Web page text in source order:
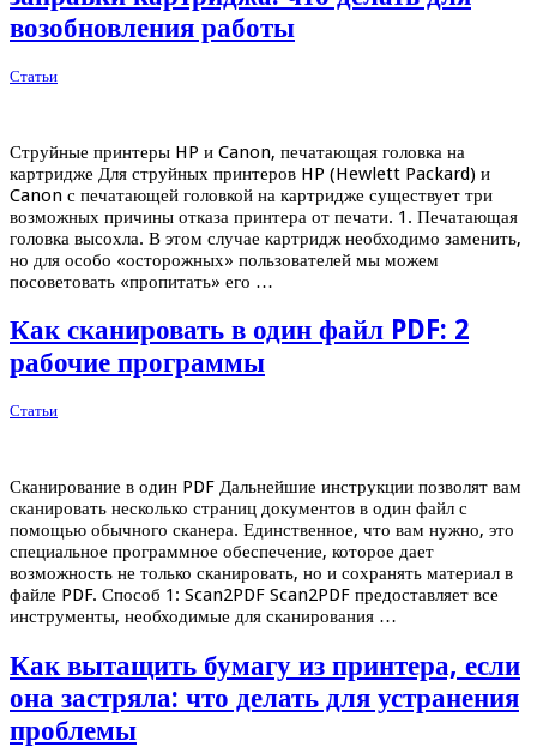
возобновления работы
Статьи
Струйные принтеры HP и Canon, печатающая головка на
картридже Для струйных принтеров HP (Hewlett Packard) и
Canon с печатающей головкой на картридже существует три
возможных причины отказа принтера от печати. 1. Печатающая
головка высохла. В этом случае картридж необходимо заменить,
но для особо «осторожных» пользователей мы можем
посоветовать «пропитать» его …
Как сканировать в один файл PDF: 2
рабочие программы
Статьи
Сканирование в один PDF Дальнейшие инструкции позволят вам
сканировать несколько страниц документов в один файл с
помощью обычного сканера. Единственное, что вам нужно, это
специальное программное обеспечение, которое дает
возможность не только сканировать, но и сохранять материал в
файле PDF. Способ 1: Scan2PDF Scan2PDF предоставляет все
инструменты, необходимые для сканирования …
Как вытащить бумагу из принтера, если
она застряла: что делать для устранения
проблемы